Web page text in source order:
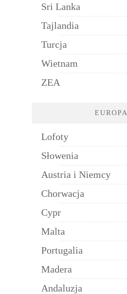
Sri Lanka
Tajlandia
Turcja
Wietnam
ZEA
EUROPA
Lofoty
Słowenia
Austria i Niemcy
Chorwacja
Cypr
Malta
Portugalia
Madera
Andaluzja